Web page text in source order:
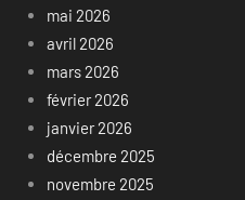
mai 2026
avril 2026
mars 2026
février 2026
janvier 2026
décembre 2025
novembre 2025